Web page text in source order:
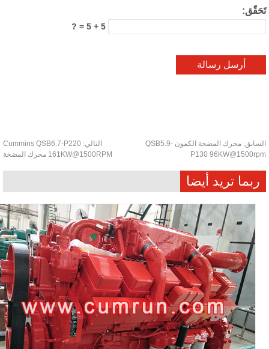
محرك المضخة الكمون QSB5.9-
P130
التالي:Cummins QSB6.7-P220
161KW@1500RPM محرك المضخة
ربما تريد أيضا